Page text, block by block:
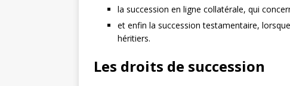
la succession en ligne collatérale, qui
et enfin la succession testamentaire,
héritiers.
Les droits de succession